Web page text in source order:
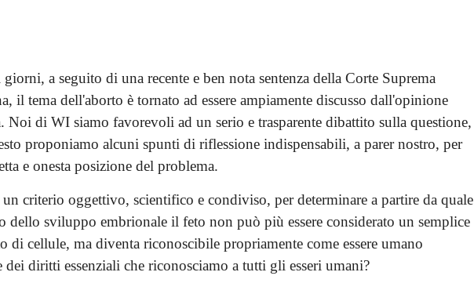
a seguito di una recente e ben nota sentenza della Corte Suprema
il tema dell'aborto è tornato ad essere ampiamente discusso dall'opinione
Noi di WI siamo favorevoli ad un serio e trasparente dibattito sulla questione,
proponiamo alcuni spunti di riflessione indispensabili, a parer nostro, per
e onesta posizione del problema.
un criterio oggettivo, scientifico e condiviso, per determinare a partire da quale
dello sviluppo embrionale il feto non può più essere considerato un semplice
di cellule, ma diventa riconoscibile propriamente come essere umano
dei diritti essenziali che riconosciamo a tutti gli esseri umani?